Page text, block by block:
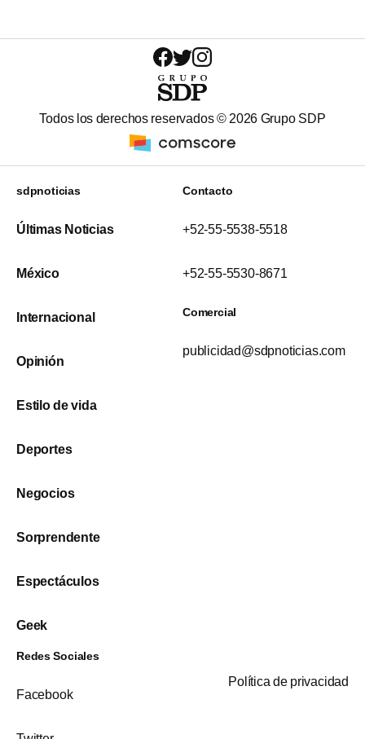
Todos los derechos reservados ©2026 Grupo SDP
sdpnoticias
Últimas Noticias
México
Internacional
Opinión
Estilo de vida
Deportes
Negocios
Sorprendente
Espectáculos
Geek
Contacto
+52-55-5538-5518
+52-55-5530-8671
Comercial
publicidad@sdpnoticias.com
Redes Sociales
Facebook
Política de privacidad